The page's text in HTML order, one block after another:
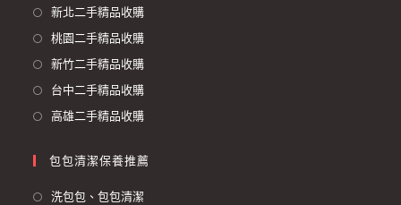
新北二手精品收購
桃園二手精品收購
新竹二手精品收購
台中二手精品收購
高雄二手精品收購
包包清潔保養推薦
洗包包、包包清潔